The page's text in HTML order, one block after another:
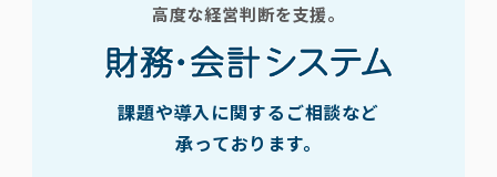
高度な経営判断を支援。
課題や導入に関するご相談など
承っております。